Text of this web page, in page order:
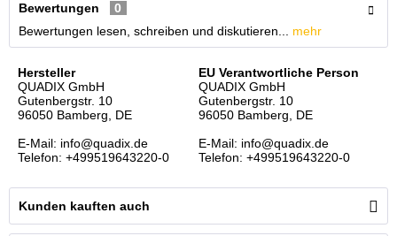
Bewertungen
0
Bewertungen lesen, schreiben und diskutieren...
mehr
Hersteller
QUADIX GmbH
Gutenbergstr. 10
96050 Bamberg, DE
E-Mail: info@quadix.de
Telefon: +499519643220-0
EU Verantwortliche Person
QUADIX GmbH
Gutenbergstr. 10
96050 Bamberg, DE
E-Mail: info@quadix.de
Telefon: +499519643220-0
Kunden kauften auch